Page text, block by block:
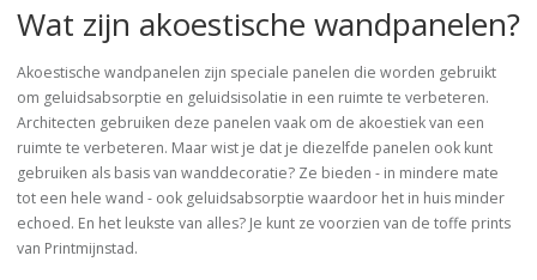
Wat zijn akoestische wandpanelen?
Akoestische wandpanelen zijn speciale panelen die worden gebruikt
om geluidsabsorptie en geluidsisolatie in een ruimte te verbeteren.
Architecten gebruiken deze panelen vaak om de akoestiek van een
ruimte te verbeteren. Maar wist je dat je diezelfde panelen ook kunt
gebruiken als basis van wanddecoratie? Ze bieden - in mindere mate
tot een hele wand - ook geluidsabsorptie waardoor het in huis minder
echoed. En het leukste van alles? Je kunt ze voorzien van de toffe prints
van Printmijnstad.